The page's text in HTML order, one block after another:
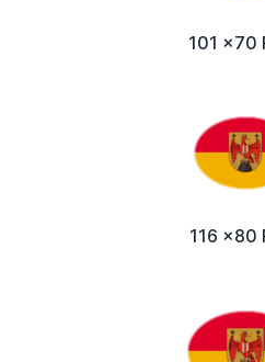
101 x70
116 x80